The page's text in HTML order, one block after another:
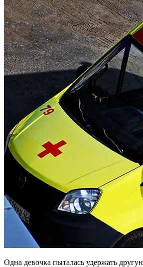
Одна девочка пыталась удержать